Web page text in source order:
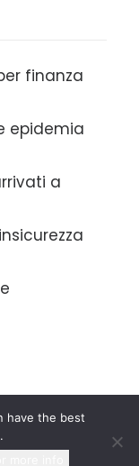
finanza
epidemia
a
have the best